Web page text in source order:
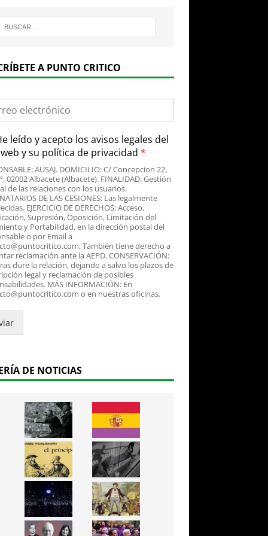
A PUNTO CRITICO
leído y acepto los avisos legales del
y su política de privacidad *
AUSAJ. DOMICILIO: C/ Concepcion 22,
02002 Albacete (Albacete). FINALIDAD: Gestión
de las relaciones con los usuarios.
DE LAS CESIONES: Las legalmente
EJERCICIO DE DERECHOS: Acceso,
Supresión, Oposición, Limitación del
y Portabilidad, en la dirección postal del
o por Email a
También tiene derecho a
reclamación ante la AEPD. CONSERVACIÓN:
dure la relación, dejando a salvo los plazos de
legal y reclamación de posibles
MÁS INFORMACIÓN: En
o en nuestras oficinas.
DE NOTICIAS